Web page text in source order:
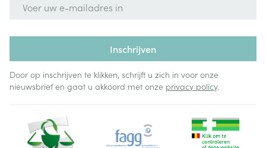
Inschrijven
Door op inschrijven te klikken, schrijft u zich in voor onze
nieuwsbrief en gaat u akkoord met onze privacy policy.